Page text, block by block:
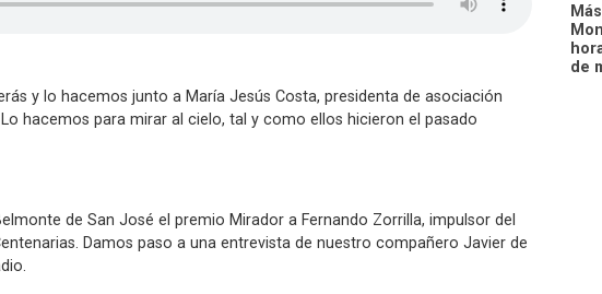
y lo hacemos junto a María Jesús Costa, presidenta de asociación
hacemos para mirar al cielo, tal y como ellos hicieron el pasado
de San José el premio Mirador a Fernando Zorrilla, impulsor del
Damos paso a una entrevista de nuestro compañero Javier de
de